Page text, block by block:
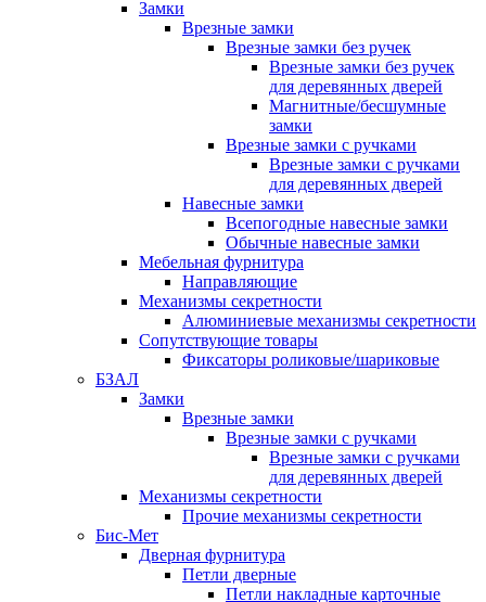
Замки
Врезные замки
Врезные замки без ручек
Врезные замки без ручек
для деревянных дверей
Магнитные/бесшумные
замки
Врезные замки с ручками
Врезные замки с ручками
для деревянных дверей
Навесные замки
Всепогодные навесные замки
Обычные навесные замки
Мебельная фурнитура
Направляющие
Механизмы секретности
Алюминиевые механизмы секретности
Сопутствующие товары
Фиксаторы роликовые/шариковые
БЗАЛ
Замки
Врезные замки
Врезные замки с ручками
Врезные замки с ручками
для деревянных дверей
Механизмы секретности
Прочие механизмы секретности
Бис-Мет
Дверная фурнитура
Петли дверные
Петли накладные карточные